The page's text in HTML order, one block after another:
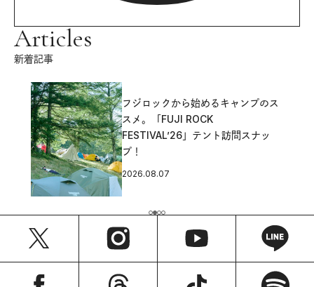
Articles
新着記事
フジロックから始めるキャンプのス
スメ。「FUJI ROCK
FESTIVAL’26」テント訪問スナッ
プ！
2026.08.07